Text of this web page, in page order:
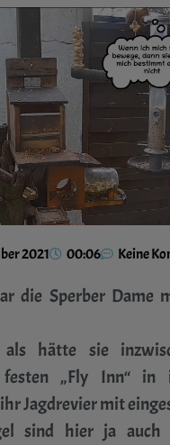
2021 00:06 Keine
die Sperber Dame
hätte sie
„Fly Inn“ in
Jagdrevier mit
sind hier ja auch